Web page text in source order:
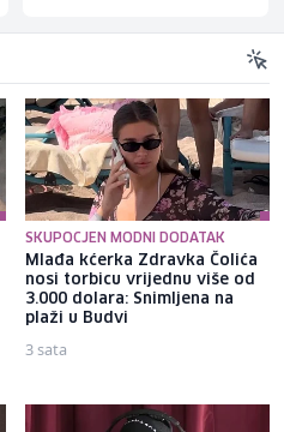
SKUPOCJEN MODNI DODATAK
Mlađa kćerka Zdravka Čolića
nosi torbicu vrijednu više od
3.000 dolara: Snimljena na
plaži u Budvi
3 sata